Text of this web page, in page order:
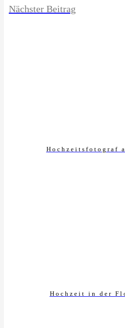
Nächster Beitrag
Hochzeitsfotograf
Hochzeit in der